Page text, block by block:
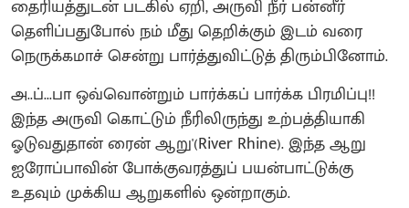
தைரியத்துடன் படகில் ஏறி, அருவி நீர் பன்னீர்
தெளிப்பதுபோல் நம் மீது தெறிக்கும் இடம் வரை
நெருக்கமாச் சென்று பார்த்துவிட்டுத் திரும்பினோம்.
அ..ப்...பா ஒவ்வொன்றும் பார்க்கப் பார்க்க பிரமிப்பு!!
இந்த அருவி கொட்டும் நீரிலிருந்து உற்பத்தியாகி
ஓடுவதுதான் ரைன் ஆறு'(River Rhine). இந்த ஆறு
ஐரோப்பாவின் போக்குவரத்துப் பயன்பாட்டுக்கு
உதவும் முக்கிய ஆறுகளில் ஒன்றாகும்.